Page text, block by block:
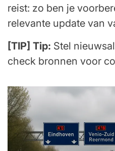
reist: zo ben je
relevante update van
[TIP] Tip: Stel
check bronnen voor